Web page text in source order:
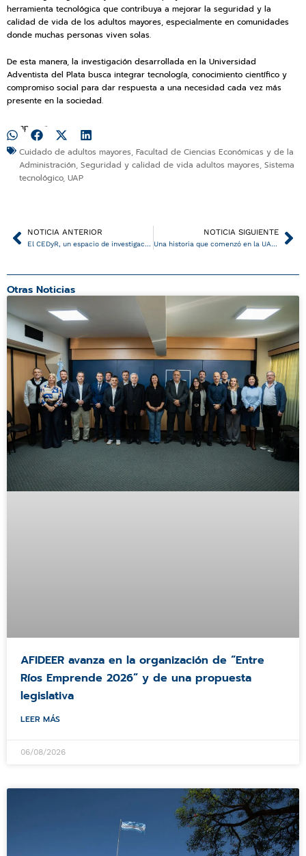
herramienta tecnológica que contribuya a mejorar la seguridad y la
calidad de vida de los adultos mayores, especialmente en comunidades
donde muchas personas viven solas.
De esta manera, la investigación desarrollada en la Universidad
Adventista del Plata busca integrar tecnología, conocimiento científico y
compromiso social para dar respuesta a una necesidad cada vez más
presente en la sociedad.
Compartir:
Cuidado de adultos mayores, Facultad de Ciencias Económicas y de la
Administración, Seguridad y calidad de vida adultos mayores, Sistema
tecnológico, UAP
AntNOTICIA ANTERIOR
El CEDyR, un espacio de investigación y diálogo académico
NOTICIA SIGUIENTE
Una historia que comenzó en la UAP y que se traduce al lenguaje de la neurociencia
Otras Noticias
AFIDEER avanza en la organización de “Entre
Ríos Emprende 2026” y de una propuesta
legislativa
LEER MÁS
06/08/2026